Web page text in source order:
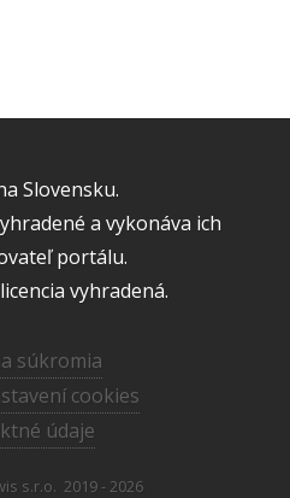
Slovensku.
a vykonáva ich
portálu.
vyhradená.
súkromia
cookies
údaje
s.r.o. 2019 - 2026